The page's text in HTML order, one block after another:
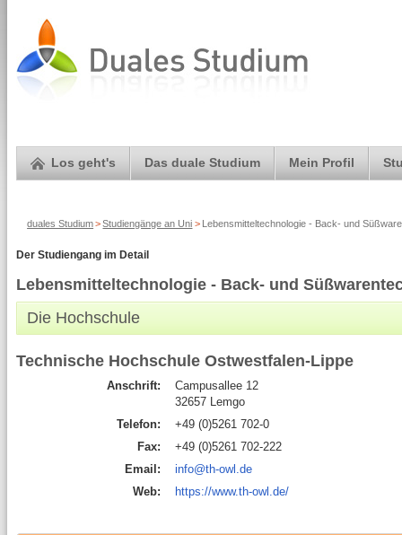
Los geht's Das duale Studium Mein Profil
duales Studium> Studiengänge an Uni > Lebensmitteltechnologie - Back- und
Der Studiengang im Detail
Lebensmitteltechnologie - Back- und
Die Hochschule
Technische Hochschule Ostwestfalen-Lippe
Anschrift:
Campusallee 12
32657 Lemgo
Telefon:
+49 (0)5261 702-0
Fax:
+49 (0)5261 702-222
Email:
info@th-owl.de
Web:
https://www.th-owl.de/